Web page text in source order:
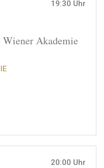
19:30 Uhr
Wiener Akademie
20:00 Uhr